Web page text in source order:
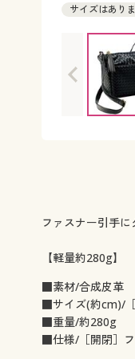
サイズはあり
ファスナー引手
【軽量約280g】
■素材/合成皮革
■サイズ(約cm)/
■重量/約280g
■仕様/［開閉］フ